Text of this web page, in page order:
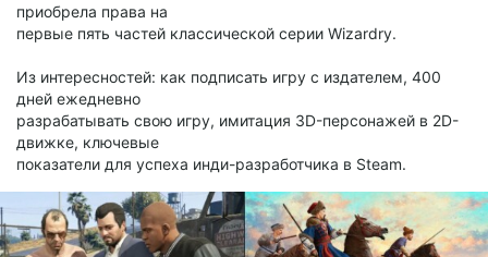
приобрела права на
первые пять частей классической серии Wizardry.
Из интересностей: как подписать игру с издателем, 400
дней ежедневно
разрабатывать свою игру, имитация 3D-персонажей в 2D-
движке, ключевые
показатели для успеха инди-разработчика в Steam.